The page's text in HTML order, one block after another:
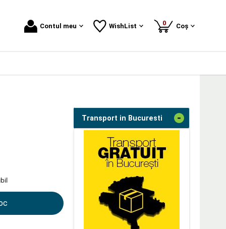
Contul meu WishList 0produse
Coș
Transport in Bucuresti -